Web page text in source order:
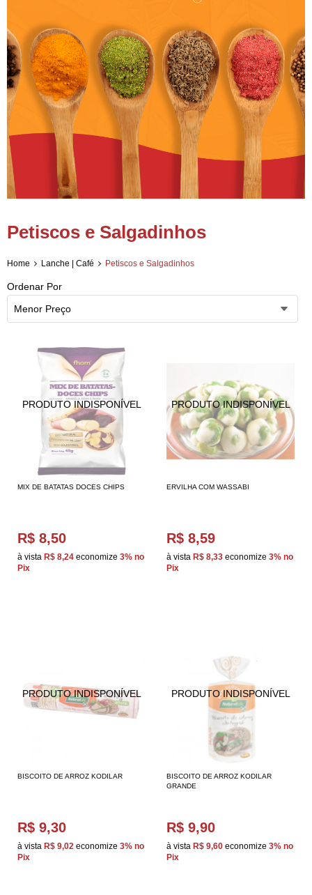
Petiscos e Salgadinhos
Home Lanche | Café Petiscos e Salgadinhos
Ordenar Por
Menor Preço
MIX DE BATATAS DOCES CHIPS
R$ 8,50
à vista R$ 8,24 economize 3% no
Pix
ERVILHA COM WASSABI
R$ 8,59
à vista R$ 8,33 economize 3% no
Pix
BISCOITO DE ARROZ KODILAR
R$ 9,30
à vista R$ 9,02 economize 3% no
Pix
BISCOITO DE ARROZ KODILAR
GRANDE
R$ 9,90
à vista R$ 9,60 economize 3% no
Pix